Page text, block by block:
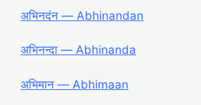
अभिनदंन ― Abhinandan
अभिनन्दा ― Abhinanda
अभिमान ― Abhimaan